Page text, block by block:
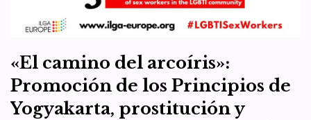
«El camino del arcoíris»:
Promoción de los Principios de
Yogyakarta, prostitución y